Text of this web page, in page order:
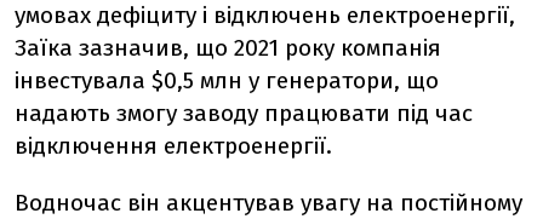
умовах дефіциту і відключень електроенергії,
Заїка зазначив, що 2021 року компанія
інвестувала $0,5 млн у генератори, що
надають змогу заводу працювати під час
відключення електроенергії.
Водночас він акцентував увагу на постійному